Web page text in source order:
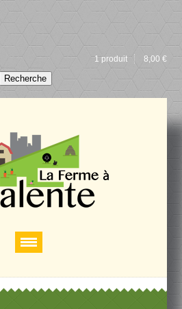
1 produit
8,00 €
Recherche